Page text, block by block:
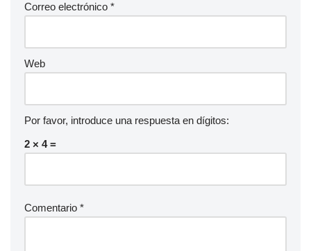
Correo electrónico *
Web
Por favor, introduce una respuesta en dígitos:
2 × 4 =
Comentario *